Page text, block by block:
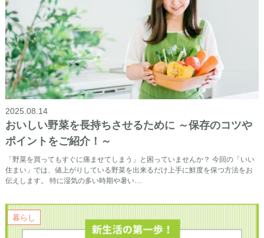
2025.08.14
おいしい野菜を長持ちさせるために ～保存のコツや
ポイントをご紹介！～
「野菜を買ってもすぐに痛ませてしまう」と困っていませんか？ 今回の「いい
住まい」では、値上がりしている野菜を出来るだけ上手に鮮度を保つ方法をお
伝えします。 特に湿気の多い時期や暑い…
暮らし